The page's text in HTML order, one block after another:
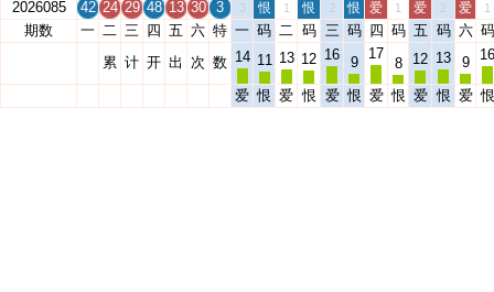
2026085 42 24 29 48 13 30 3 3 恨 1 恨 2 恨 爱 1 爱 2 爱 1
期数 一 二 三 四 五 六 特 一 码 二 码 三 码 四 码 五 码 六 码
累 计 开 出 次 数 14 11 13 12 16 9
17
8 12 13 9 16
爱 恨 爱 恨 爱 恨 爱 恨 爱 恨 爱 恨